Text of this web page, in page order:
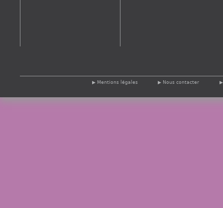
Mentions légales Nous contacter